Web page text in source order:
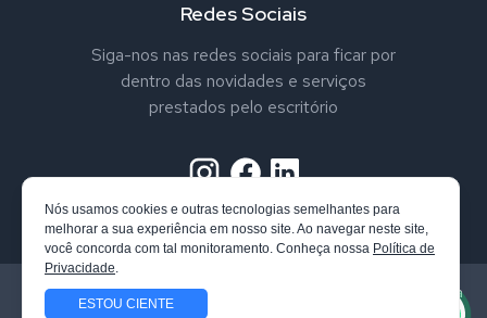
Redes Sociais
Siga-nos nas redes sociais para ficar por
dentro das novidades e serviços
prestados pelo escritório
Todos os direitos reservados. Vandrei Nappo Advogado. Confira
nossa
Política de Privacidade
Nós usamos cookies e outras tecnologias semelhantes para
melhorar a sua experiência em nosso site. Ao navegar neste site,
você concorda com tal monitoramento. Conheça nossa Política de
Privacidade.
ESTOU CIENTE